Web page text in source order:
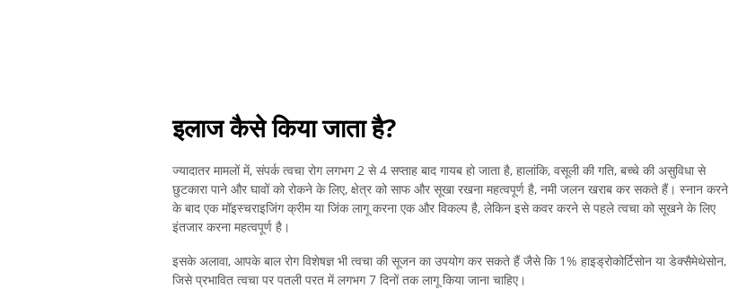
इलाज कैसे किया जाता है?
ज्यादातर मामलों में, संपर्क त्वचा रोग लगभग 2 से 4 सप्ताह बाद गायब हो जाता है, हालांकि, वसूली की गति, बच्चे की असुविधा से
छुटकारा पाने और घावों को रोकने के लिए, क्षेत्र को साफ और सूखा रखना महत्वपूर्ण है, नमी जलन खराब कर सकते हैं। स्नान करने
के बाद एक मॉइस्चराइजिंग क्रीम या जिंक लागू करना एक और विकल्प है, लेकिन इसे कवर करने से पहले त्वचा को सूखने के लिए
इंतजार करना महत्वपूर्ण है।
इसके अलावा, आपके बाल रोग विशेषज्ञ भी त्वचा की सूजन का उपयोग कर सकते हैं जैसे कि 1% हाइड्रोकोर्टिसोन या डेक्सैमेथेसोन,
जिसे प्रभावित त्वचा पर पतली परत में लगभग 7 दिनों तक लागू किया जाना चाहिए।